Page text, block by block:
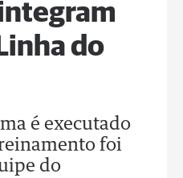
do
é executado
foi
do